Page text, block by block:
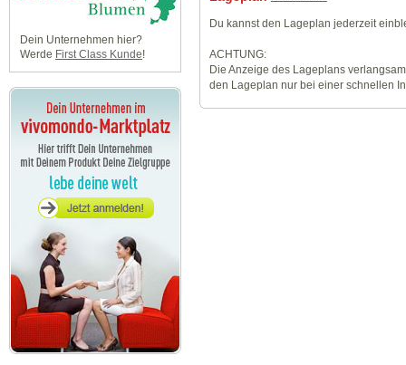
Dein Unternehmen hier?
Werde First Class Kunde!
Du kannst den Lageplan jederzeit
ACHTUNG:
Die Anzeige des Lageplans
den Lageplan nur bei einer schnellen